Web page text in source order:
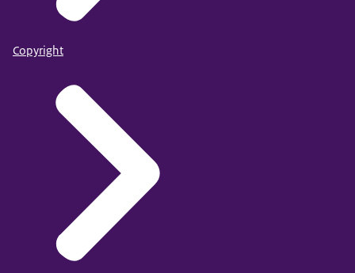
Copyright